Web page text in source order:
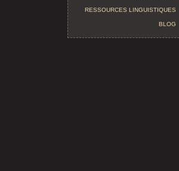
RESSOURCES LINGUISTIQUES
BLOG